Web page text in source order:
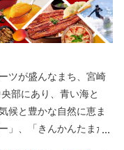
ツが盛んなまち、宮崎
候と豊かな自然に恵ま
」、「きんかんたまた